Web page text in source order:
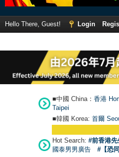
Hello There, Guest! Login
■中國 China： 香港
Taipei
■韓國 Korea: 首爾
Hot Search: #前香港
國泰男男廣告
#【恐